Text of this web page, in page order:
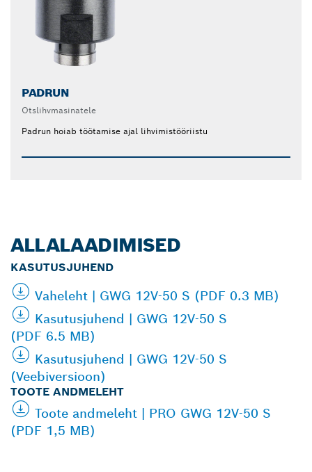
PADRUN
Otslihvmasinatele
Padrun hoiab töötamise ajal lihvimistööriistu
ALLALAADIMISED
KASUTUSJUHEND
Vaheleht | GWG 12V-50 S (PDF 0.3 MB)
Kasutusjuhend | GWG 12V-50 S
(PDF 6.5 MB)
Kasutusjuhend | GWG 12V-50 S
(Veebiversioon)
TOOTE ANDMELEHT
Toote andmeleht | PRO GWG 12V-50 S
(PDF 1,5 MB)